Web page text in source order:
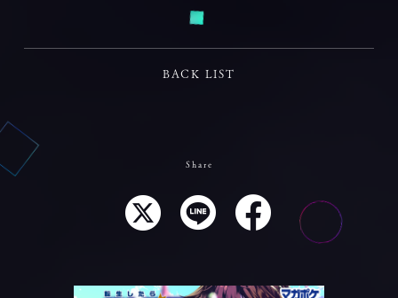
BACK LIST
Share